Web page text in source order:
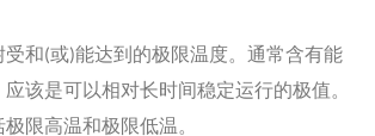
和(或)能达到的极限温度。通常含有能
该是可以相对长时间稳定运行的极值。
限高温和极限低温。